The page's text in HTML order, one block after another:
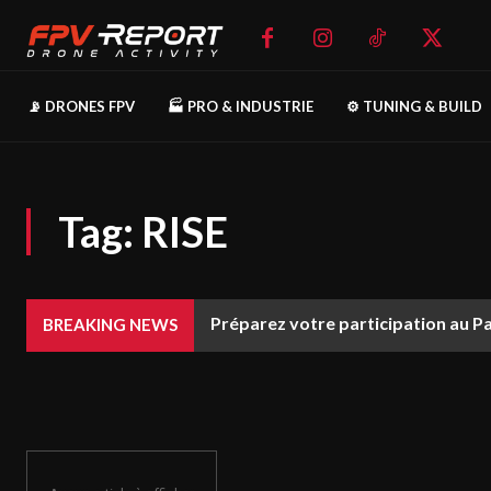
📡 DRONES FPV 🏭 PRO & INDUSTRIE ⚙️ TUNING & BUILD
Tag: RISE
BREAKING NEWS Préparez votre participation au